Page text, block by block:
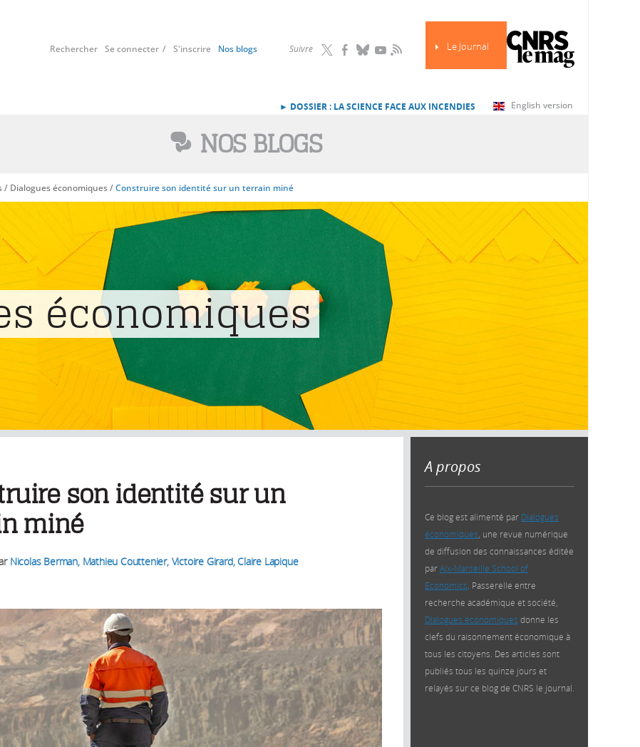
Le Journal
Suivre RSS
Rechercher Se connecter S'inscrire Nos blogs
English version
► DOSSIER : LA SCIENCE FACE AUX INCENDIES
NOS BLOGS
/ Dialogues économiques/Construire son identité sur un terrain miné
économiques
A propos
Ce blog est alimenté par Dialogues
économiques , une revue numérique
de diffusion des connaissances éditée
parAix-Marseille School of
Economics . Passerelle entre
recherche académique et société,
Dialogues économiques donne les
clefs du raisonnement économique à
tous les citoyens. Des articles sont
publiés tous les quinze jours et
relayés sur ce blog de CNRS le journal.
son identité sur un
miné
Nicolas Berman, Mathieu Couttenier, Victoire Girard, Claire Lapique